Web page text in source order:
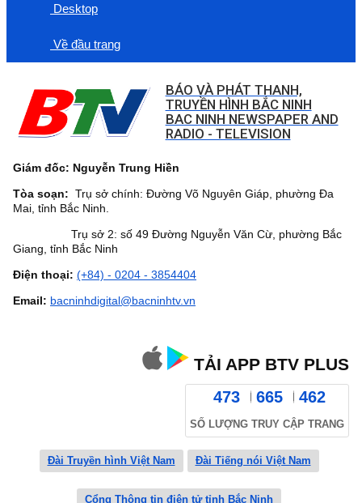
Desktop
Về đầu trang
BÁO VÀ PHÁT THANH,
TRUYỀN HÌNH BẮC NINH
BAC NINH NEWSPAPER AND
RADIO - TELEVISION
Giám đốc: Nguyễn Trung Hiền
Tòa soạn: Trụ sở chính: Đường Võ Nguyên Giáp, phường Đa
Mai, tỉnh Bắc Ninh.
Trụ sở 2: số 49 Đường Nguyễn Văn Cừ, phường Bắc
Giang, tỉnh Bắc Ninh
Điện thoại: (+84) - 0204 - 3854404
Email: bacninhdigital@bacninhtv.vn
TẢI APP BTV PLUS
473 665 462
SỐ LƯỢNG TRUY CẬP TRANG
Đài Truyền hình Việt Nam Đài Tiếng nói Việt Nam
Cổng Thông tin điện tử tỉnh Bắc Ninh